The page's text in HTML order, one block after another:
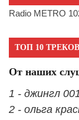
Radio METRO
ТОП 10 ТРЕКОВ
От наших
1 - джингл
2 - ольга